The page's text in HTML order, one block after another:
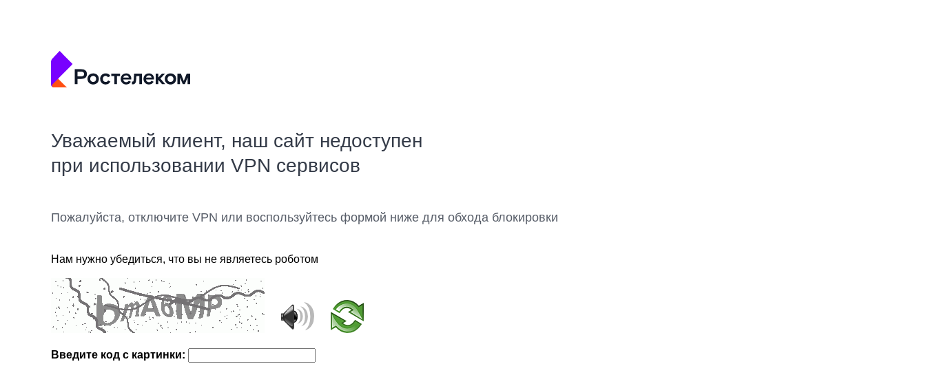
Уважаемый клиент, наш сайт недоступен
при использовании VPN сервисов
Пожалуйста, отключите VPN или воспользуйтесь формой ниже для обхода блокировки
Нам нужно убедиться, что вы не являетесь роботом
Введите код с картинки: